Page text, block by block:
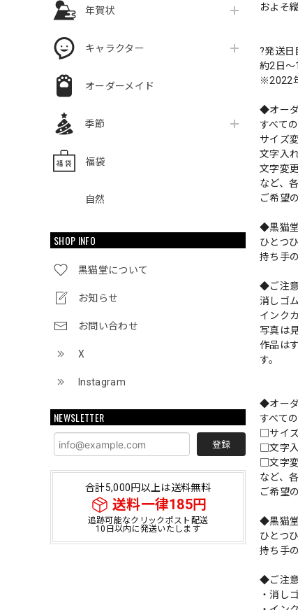
年賀状
キャラクター
オーダーメイド
季節
福袋
自然
SHOP INFO
黒猫堂について
お知らせ
お問い合わせ
X
Instagram
NEWSLETTER
登録
合計5,000円以上は送料無料
送料一律185円
追跡可能なクリックポスト配送
10日以内に発送いたします
およそ
?発送日
約2日〜
※2022
◆オー
すべて
サイズ
文字入
文字変更
など、
ご希望
◆黒猫
ひとつ
持ち手
◆ご注
消しゴ
インク
写真は
作品は
す。
◆オー
すべて
□サイ
□文字
□文字
など、
ご希望
◆黒猫
ひとつ
持ち手
◆ご注
・消し